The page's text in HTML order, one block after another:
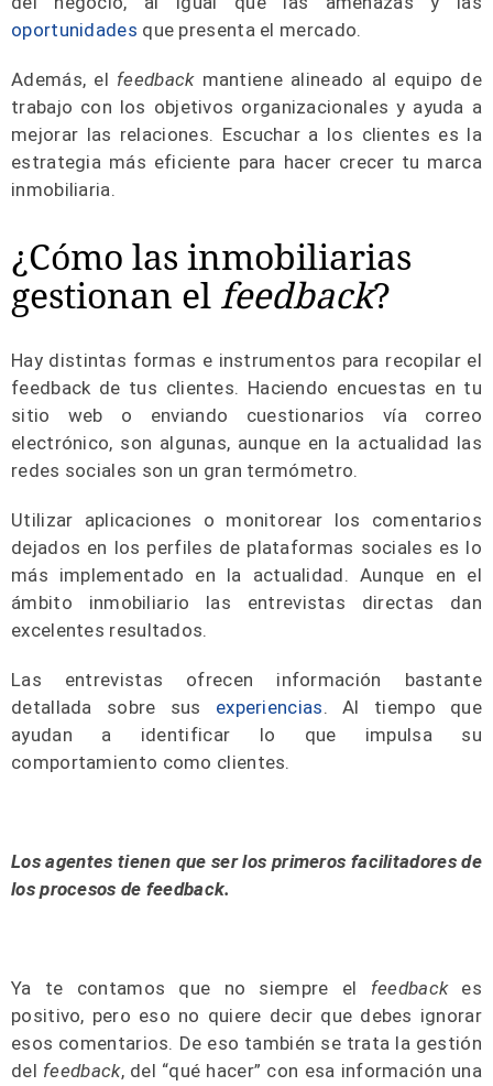
oportunidades que presenta el mercado.
Además, el feedback mantiene alineado al equipo de
trabajo con los objetivos organizacionales y ayuda a
mejorar las relaciones. Escuchar a los clientes es la
estrategia más eficiente para hacer crecer tu marca
inmobiliaria.
¿Cómo las inmobiliarias
gestionan el feedback?
Hay distintas formas e instrumentos para recopilar el
feedback de tus clientes. Haciendo encuestas en tu
sitio web o enviando cuestionarios vía correo
electrónico, son algunas, aunque en la actualidad las
redes sociales son un gran termómetro.
Utilizar aplicaciones o monitorear los comentarios
dejados en los perfiles de plataformas sociales es lo
más implementado en la actualidad. Aunque en el
ámbito inmobiliario las entrevistas directas dan
excelentes resultados.
Las entrevistas ofrecen información bastante
detallada sobre sus experiencias. Al tiempo que
ayudan a identificar lo que impulsa su
comportamiento como clientes.
Los agentes tienen que ser los primeros facilitadores de
los procesos de feedback.
Ya te contamos que no siempre el feedbackes
positivo, pero eso no quiere decir que debes ignorar
esos comentarios. De eso también se trata la gestión
del feedback, del “qué hacer” con esa información una